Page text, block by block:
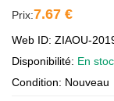
Prix:7.67 €
Web ID: ZIAOU-
Disponibilité: En
Condition: Nouveau